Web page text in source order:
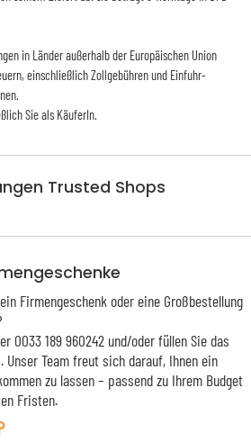
Trusted Shops
in Länder außerhalb der Europäischen Union
einschließlich Zollgebühren und Einfuhr-
Sie als KäuferIn.
Firmengeschenk oder eine Großbestellung
0033 189 960242 und/oder füllen Sie das
Unser Team freut sich darauf, Ihnen ein
zu lassen – passend zu Ihrem Budget
Fristen.